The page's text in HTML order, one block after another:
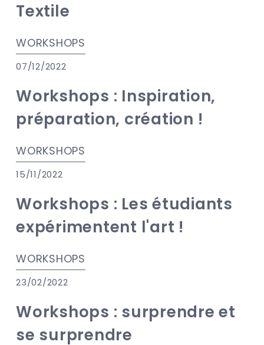
Textile
WORKSHOPS
07/12/2022
Workshops : Inspiration,
préparation, création !
WORKSHOPS
15/11/2022
Workshops : Les étudiants
expérimentent l'art !
WORKSHOPS
23/02/2022
Workshops : surprendre et
se surprendre